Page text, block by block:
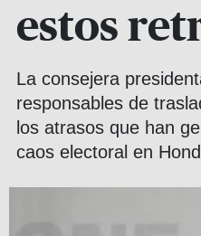
estos
La consejera
responsables de
los atrasos que han
caos electoral en